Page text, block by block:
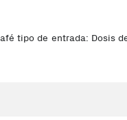
tipo de entrada: Dosis